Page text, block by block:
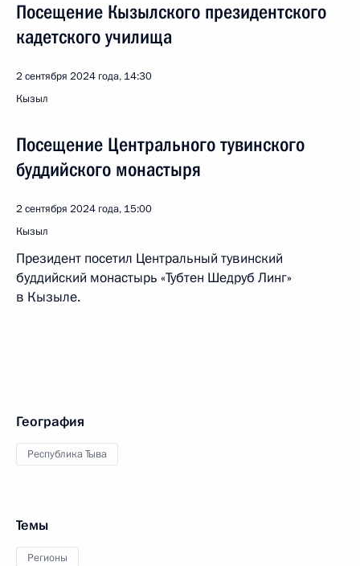
Посещение Кызылского президентского
кадетского училища
2 сентября 2024 года, 14:30
Кызыл
Посещение Центрального тувинского
буддийского монастыря
2 сентября 2024 года, 15:00
Кызыл
Президент посетил Центральный тувинский
буддийский монастырь «Тубтен Шедруб Линг»
в Кызыле.
География
Республика Тыва
Темы
Регионы